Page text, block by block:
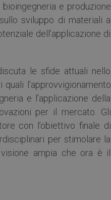
e produzione
sviluppo di materiali a
dell’applicazione di
le sfide attuali nello
l’approvvigionamento
e l’applicazione della
per il mercato. Gli
con l’obiettivo finale di
per stimolare la
ampia che ora è il